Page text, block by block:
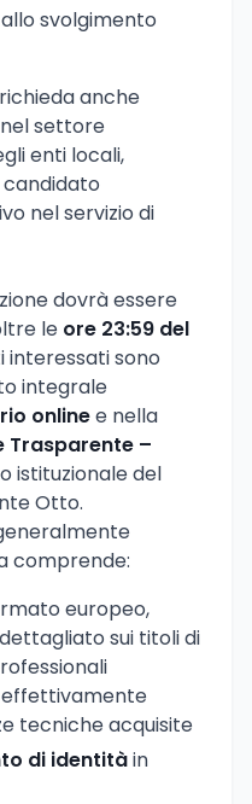
allo svolgimento
anche
settore
enti locali,
nel servizio di
dovrà essere
le ore 23:59 del
interessati sono
integrale
onlinee nella
Trasparente –
istituzionale del
Otto.
comprende:
europeo,
sui titoli di
effettivamente
tecniche acquisite
di identitàin